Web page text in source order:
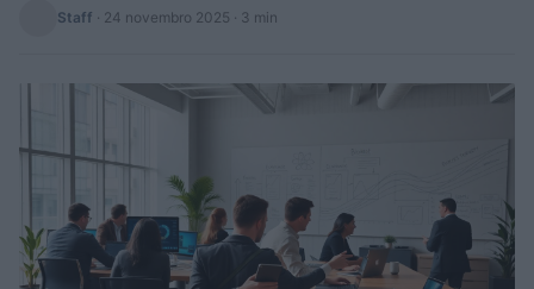
Staff · 24 novembro 2025 · 3 min